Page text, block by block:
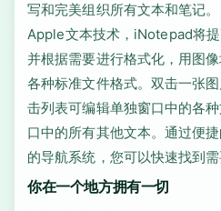
写和完美组织所有文本和笔记
Apple文本技术，iNotepad将
并根据需要进行格式化，用图
各种标准文件格式。双击一张
击列表可编辑单独窗口中的各
口中的所有其他文本。通过便
的导航系统，您可以快速找到需
你在一个地方拥有一切